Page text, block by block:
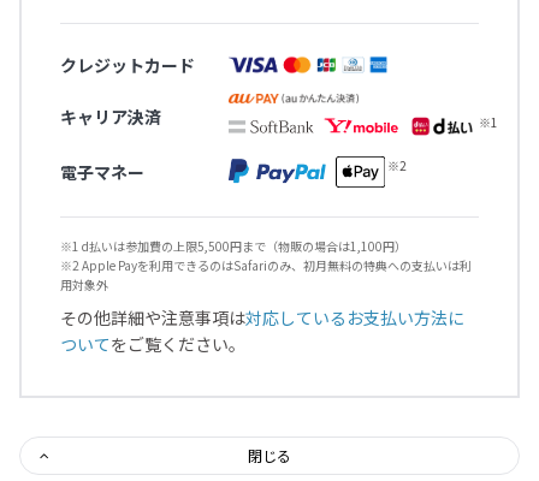
クレジットカード
キャリア決済
電子マネー
※1 d払いは参加費の上限5,500円まで（物販の場合は1,100円）
※2 Apple Payを利用できるのはSafariのみ、初月無料の特典への支払いは利
用対象外
その他詳細や注意事項は対応しているお支払い方法に
ついてをご覧ください。
閉じる